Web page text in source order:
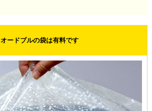
オードブルの袋は有料です